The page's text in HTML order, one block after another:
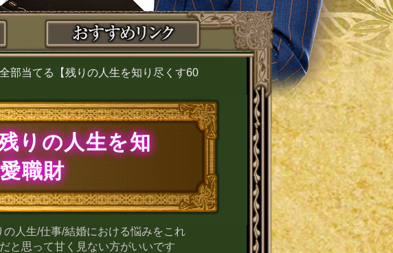
部当てる【残りの人生を知り尽くす60
りの人生を知
職財
人生/仕事/結婚における悩みをこれ
と思って甘く見ない方がいいです